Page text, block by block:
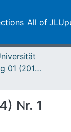
All of
forum forschung 01 (2014)
Nr. 1